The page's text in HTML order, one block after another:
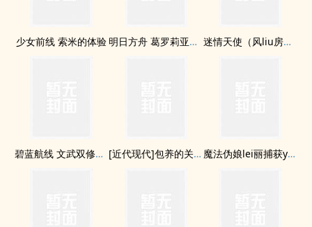
少女前线 索米的体验 明日方舟 葛罗莉亚到了发情期 迷情天使（风liu房东俏学妹）
碧蓝航线 文武双修大舰队 驯狐 [近代现代]包养的关系（完结） 魔法伪娘lei丽捕获yin辱